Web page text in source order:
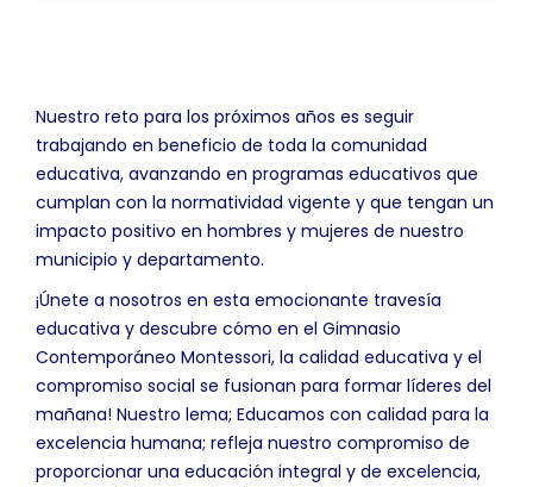
Nuestro reto para los próximos años es seguir
trabajando en beneficio de toda la comunidad
educativa, avanzando en programas educativos que
cumplan con la normatividad vigente y que tengan un
impacto positivo en hombres y mujeres de nuestro
municipio y departamento.
¡Únete a nosotros en esta emocionante travesía
educativa y descubre cómo en el Gimnasio
Contemporáneo Montessori, la calidad educativa y el
compromiso social se fusionan para formar líderes del
mañana! Nuestro lema; Educamos con calidad para la
excelencia humana; refleja nuestro compromiso de
proporcionar una educación integral y de excelencia,